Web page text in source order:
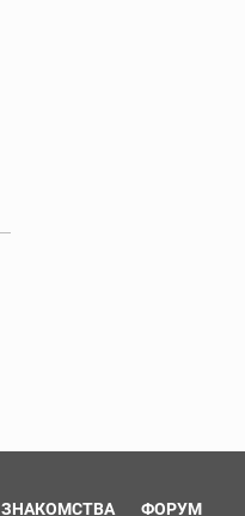
ЗНАКОМСТВА ФОРУМ